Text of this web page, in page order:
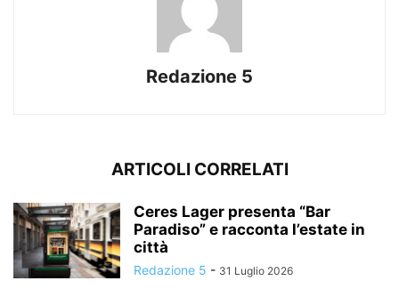
Redazione 5
ARTICOLI CORRELATI
Ceres Lager presenta “Bar
Paradiso” e racconta l’estate in
città
Redazione 5 - 31 Luglio 2026